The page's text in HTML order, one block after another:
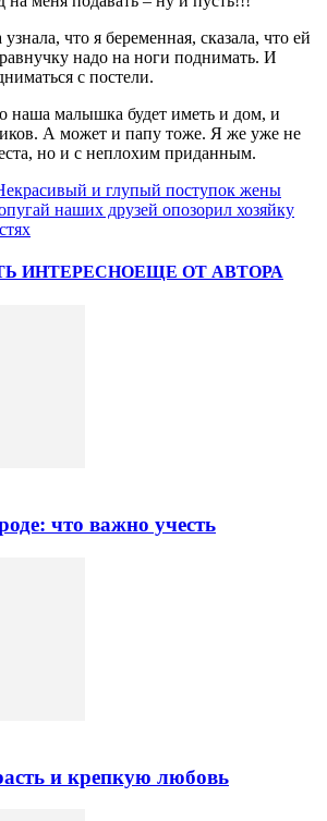
что я беременная, сказала, что ей
надо на ноги поднимать. И
с постели.
наша малышка будет иметь и дом, и
А может и папу тоже. Я же уже не
но и с неплохим приданным.
и глупый поступок жены
наших друзей опозорил хозяйку
ИНТЕРЕСНОЕЩЕ ОТ АВТОРА
что важно учесть
и крепкую любовь